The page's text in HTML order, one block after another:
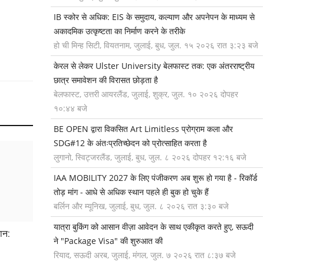
IB स्कोर से अधिक: EIS के समुदाय, कल्याण और अपनेपन के माध्यम से
अकादमिक उत्कृष्टता का निर्माण करने के तरीके
हो ची मिन्ह सिटी, वियतनाम, जुलाई, बुध, जुल. १५ २०२६ रात ३:२३ बजे
केरल से लेकर Ulster University बेलफास्ट तक: एक अंतरराष्ट्रीय
छात्र समावेशन की विरासत छोड़ता है
बेलफास्ट, उत्तरी आयरलैंड, जुलाई, शुक्र, जुल. १० २०२६ दोपहर
१०:४४ बजे
BE OPEN द्वारा विकसित Art Limitless प्रोग्राम कला और
SDG#12 के अंतःप्रतिच्छेदन को प्रोत्साहित करता है
लुगानो, स्विट्जरलैंड, जुलाई, बुध, जुल. ८ २०२६ दोपहर १२:१६ बजे
IAA MOBILITY 2027 के लिए पंजीकरण अब शुरू हो गया है - रिकॉर्ड
तोड़ मांग - आधे से अधिक स्थान पहले ही बुक हो चुके हैं
बर्लिन और म्यूनिख, जुलाई, बुध, जुल. ८ २०२६ रात ३:३० बजे
यात्रा बुकिंग को आसान वीज़ा आवेदन के साथ एकीकृत करते हुए, सऊदी
ने "Package Visa" की शुरुआत की
रियाद, सऊदी अरब, जुलाई, मंगल, जुल. ७ २०२६ रात ८:३७ बजे